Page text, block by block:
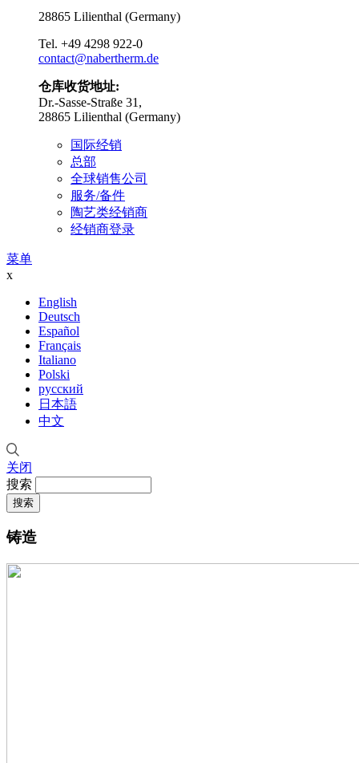
28865 Lilienthal (Germany)
Tel. +49 4298 922-0
contact@nabertherm.de
仓库收货地址:
Dr.-Sasse-Straße 31,
28865 Lilienthal (Germany)
国际经销
总部
全球销售公司
服务/备件
陶艺类经销商
经销商登录
菜单
x
English
Deutsch
Español
Français
Italiano
Polski
русский
日本語
中文
关闭
搜索
铸造